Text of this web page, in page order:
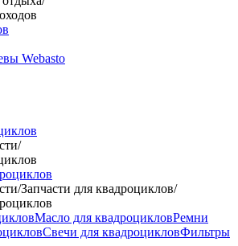
Webasto
/
/Запчасти для квадроциклов/
Масло для квадроцикловРемни
Свечи для квадроцикловФильтры